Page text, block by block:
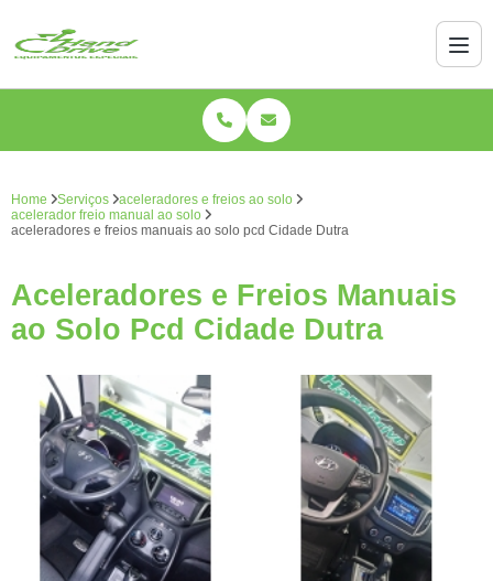
Home Serviços
aceleradores e freios ao solo
acelerador freio manual ao solo
aceleradores e freios manuais ao solo pcd Cidade Dutra
Aceleradores e Freios Manuais
ao Solo Pcd Cidade Dutra